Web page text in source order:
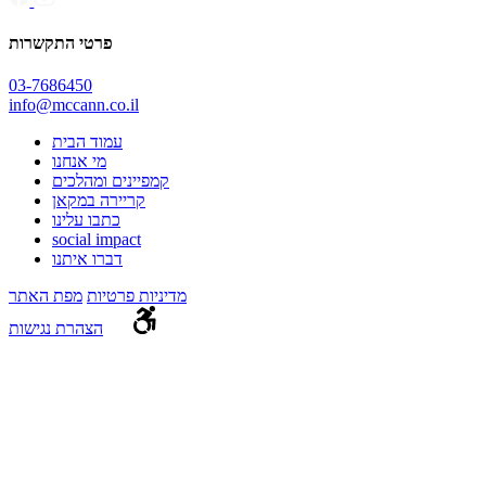
פרטי התקשרות
03-7686450
info@mccann.co.il
עמוד הבית
מי אנחנו
קמפיינים ומהלכים
קריירה במקאן
כתבו עלינו
social impact
דברו איתנו
מדיניות פרטיות מפת האתר
הצהרת נגישות